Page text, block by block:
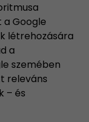
a Google
létrehozására
a
szemében
releváns
– és